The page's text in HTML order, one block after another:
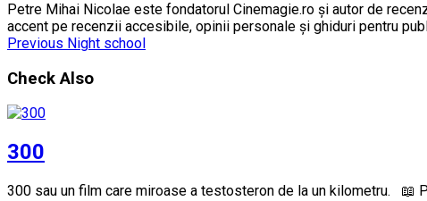
Petre Mihai Nicolae este fondatorul Cinemagie.ro și autor de
accent pe recenzii accesibile, opinii personale și ghiduri pentru
Previous Night school
Check Also
300
300 sau un film care miroase a testosteron de la un kilometru. 📖